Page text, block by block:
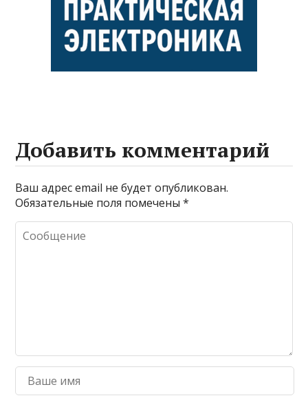
Добавить комментарий
Ваш адрес email не будет опубликован.
Обязательные поля помечены*